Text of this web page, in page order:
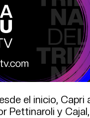
el inicio,
Pettinaroli y